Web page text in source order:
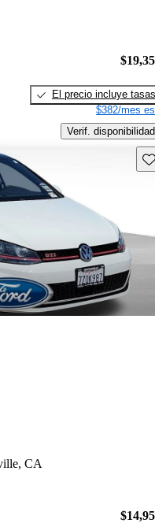
El precio incluye tasas
$382/mes
Verif. disponibilidad
CA